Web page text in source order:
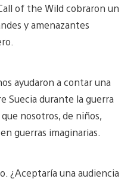
of the Wild cobraron un
y amenazantes
ayudaron a contar una
Suecia durante la guerra
nosotros, de niños,
guerras imaginarias.
¿Aceptaría una audiencia